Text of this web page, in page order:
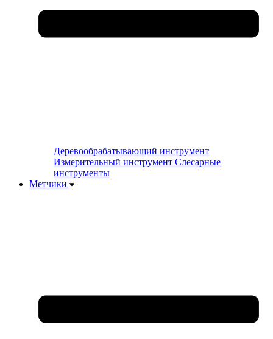
Деревообрабатывающий инструмент
Измерительный инструмент Слесарные
инструменты
Метчики